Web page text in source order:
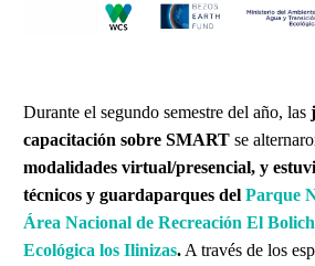
Durante el segundo semestre del año, las
capacitación sobre SMART se
modalidades virtual/presencial, y
técnicos y guardaparques del Parque
Área Nacional de Recreación El
Ecológica los Ilinizas. A través de los